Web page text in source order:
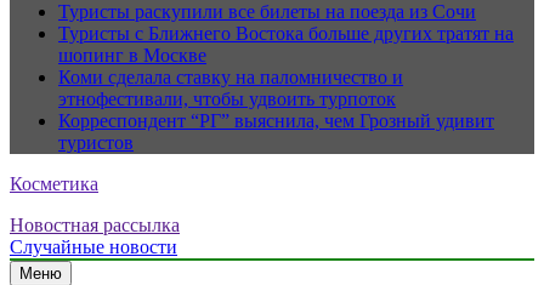
Туристы раскупили все билеты на поезда из Сочи
Туристы с Ближнего Востока больше других тратят на
шопинг в Москве
Коми сделала ставку на паломничество и
этнофестивали, чтобы удвоить турпоток
Корреспондент “РГ” выяснила, чем Грозный удивит
туристов
Косметика
Новостная рассылка
Случайные новости
Меню